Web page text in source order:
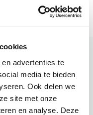
advertenties te
media te bieden
Ook delen we
site met onze
en analyse. Deze